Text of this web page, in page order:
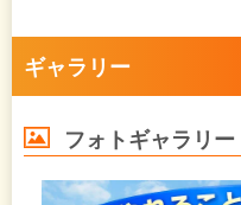
ギャラリー
フォトギャラリー